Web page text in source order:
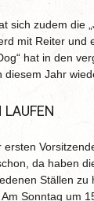
sich zudem die
mit Reiter
hat in den
Jahr
LAUFEN
ersten
da haben
Ställen
Sonntag um